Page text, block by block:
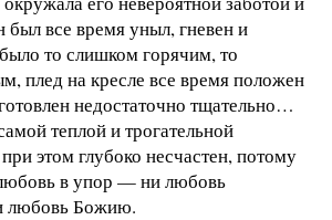
все время уныл, гневен и
то слишком горячим, то
плед на кресле все время положен
недостаточно тщательно…
теплой и трогательной
этом глубоко несчастен, потому
в упор — ни любовь
любовь Божию.